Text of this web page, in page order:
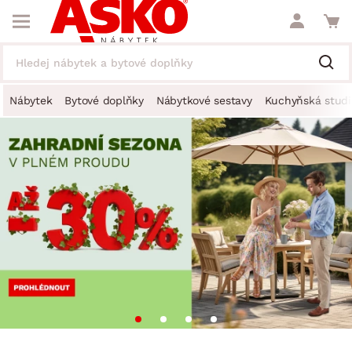
Nábytek Bytové doplňky Nábytkové sestavy Kuchyňská